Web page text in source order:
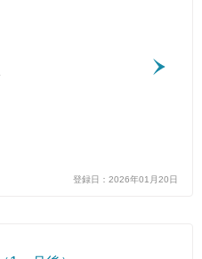
登録日：2026年01月20日